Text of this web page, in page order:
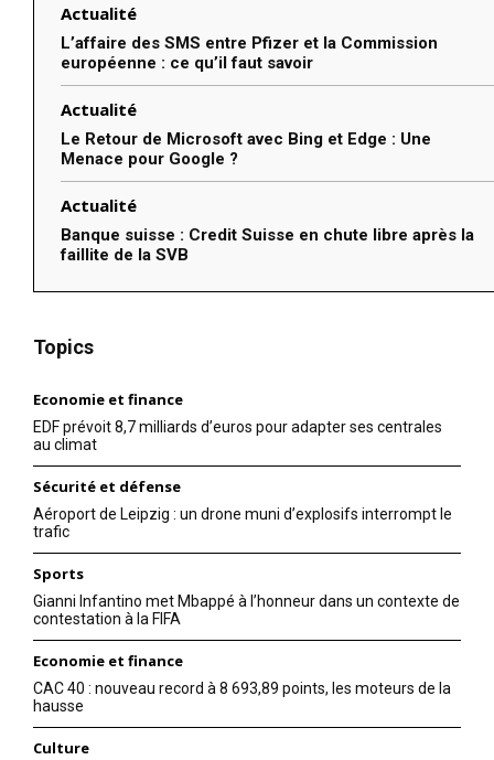
Actualité
L’affaire des SMS entre Pfizer et la Commission
européenne : ce qu’il faut savoir
Actualité
Le Retour de Microsoft avec Bing et Edge : Une
Menace pour Google ?
Actualité
Banque suisse : Credit Suisse en chute libre après la
faillite de la SVB
Topics
Economie et finance
EDF prévoit 8,7 milliards d’euros pour adapter ses centrales
au climat
Sécurité et défense
Aéroport de Leipzig : un drone muni d’explosifs interrompt le
trafic
Sports
Gianni Infantino met Mbappé à l’honneur dans un contexte de
contestation à la FIFA
Economie et finance
CAC 40 : nouveau record à 8 693,89 points, les moteurs de la
hausse
Culture